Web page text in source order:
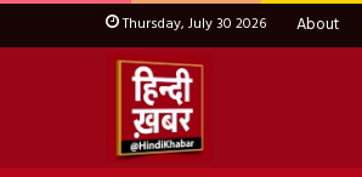
Thursday, July 30 2026 About